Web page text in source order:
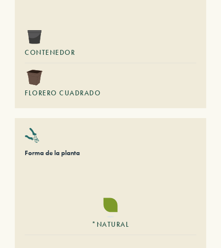
CONTENEDOR
FLORERO CUADRADO
Forma de la planta
*NATURAL